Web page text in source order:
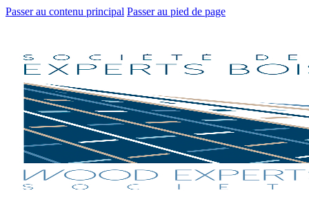
Passer au contenu principal Passer au pied de page